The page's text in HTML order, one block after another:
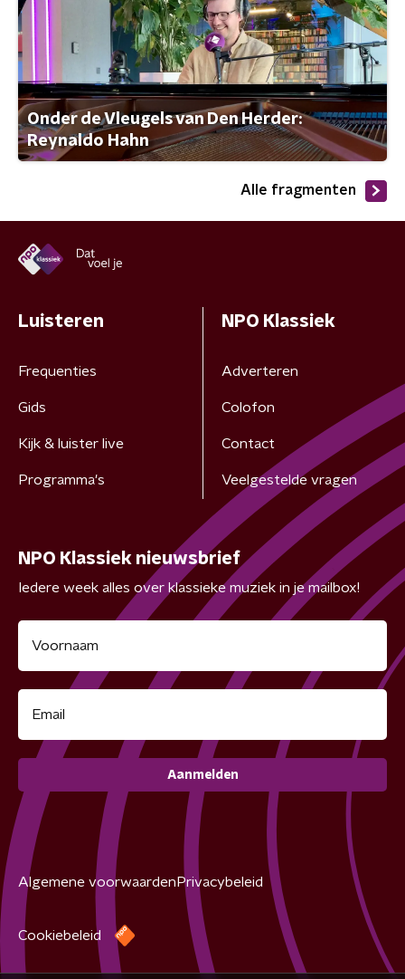
Onder de Vleugels van Den Herder:
Reynaldo Hahn
Alle fragmenten
Luisteren
Frequenties
Gids
Kijk & luister live
Programma's
NPO Klassiek
Adverteren
Colofon
Contact
Veelgestelde vragen
NPO Klassiek nieuwsbrief
Iedere week alles over klassieke muziek in je mailbox!
Aanmelden
Algemene voorwaardenPrivacybeleid
Cookiebeleid